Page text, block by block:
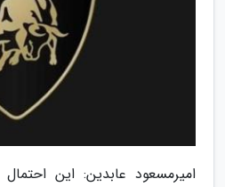
امیرمسعود عابدین: این